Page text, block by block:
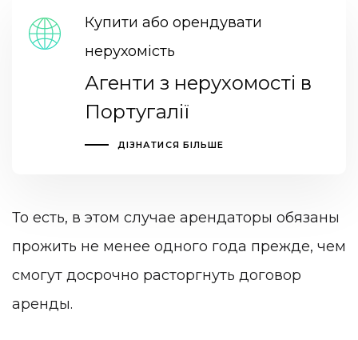
Купити або орендувати
нерухомість
Агенти з нерухомості в
Португалії
ДІЗНАТИСЯ БІЛЬШЕ
То есть, в этом случае арендаторы обязаны
прожить не менее одного года прежде, чем
смогут досрочно расторгнуть договор
аренды.